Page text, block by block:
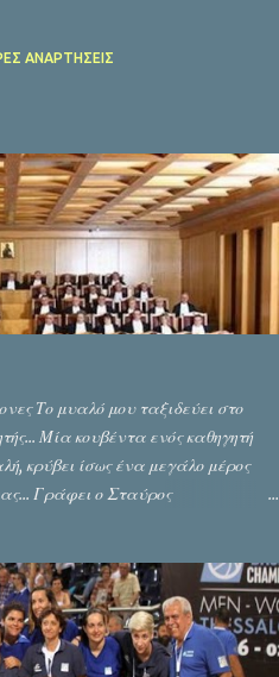
ΑΝΑΡΤΉΣΕΙΣ
Το μυαλό μου ταξιδεύει στο
Μία κουβέντα ενός καθηγητή
κρύβει ίσως ένα μεγάλο μέρος
Γράφει ο Σταύρος